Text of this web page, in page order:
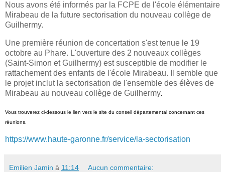
Nous avons été informés par la FCPE de l'école élémentaire
Mirabeau de la future sectorisation du nouveau collège de
Guilhermy.
Une première réunion de concertation s'est tenue le 19
octobre au Phare. L'ouverture des 2 nouveaux collèges
(Saint-Simon et Guilhermy) est susceptible de modifier le
rattachement des enfants de l'école Mirabeau. Il semble que
le projet inclut la sectorisation de l'ensemble des élèves de
Mirabeau au nouveau collège de Guilhermy.
Vous trouverez ci-dessous le lien vers le site du conseil départemental concernant ces
réunions.
https://www.haute-garonne.fr/service/la-sectorisation
Emilien Jamin à 11:14 Aucun commentaire: